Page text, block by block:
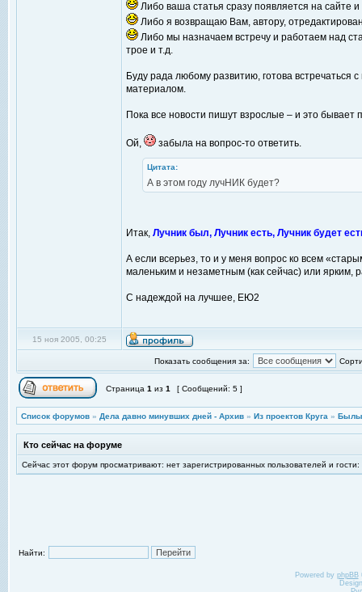
Либо ваша статья сразу появляется на сайте
Либо я возвращаю Вам, автору,
Либо мы назначаем встречу и работаем над
трое и т.д.
Буду рада любому развитию, готова
материалом.
Пока все новости пишут взрослые – и это бывает
Ой, забыла на вопрос-то ответить.
Цитата:
А в этом году лучНИК будет?
Итак, Лучник был, Лучник есть, Лучник будет
А если всерьез, то и у меня вопрос ко всем
маленьким и незаметным (как сейчас) или
С надеждой на лучшее, ЕЮ2
15 ноя 2005, 00:25
Показать сообщения за:
Страница 1 из 1 [ Сообщений: 5 ]
Список форумов » Дела давно минувших дней - Архив » Из проектов Круга »
Кто сейчас на форуме
Сейчас этот форум просматривают: нет зарегистрированных пользователей и гости:
Найти:
Powered by phpBB